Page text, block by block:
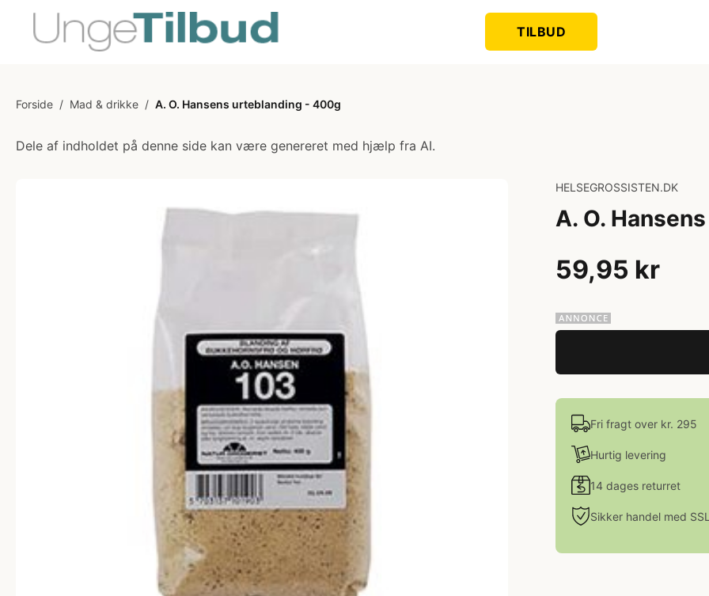
TILBUD
Forside / Mad & drikke / A. O. Hansens urteblanding - 400g
Dele af indholdet på denne side kan være genereret med hjælp fra AI.
HELSEGROSSISTEN.DK
A. O.
59,95 kr
Fri fragt over kr. 295
Hurtig levering
14 dages returret
Sikker handel med